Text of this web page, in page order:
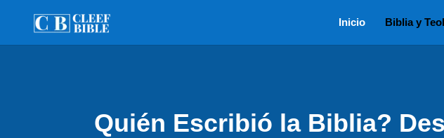
Inicio Biblia y
Quién Escribió la Biblia?